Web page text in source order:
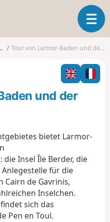
T
o
l
n
a
Tour von Larmor-Baden und der Insel Île Berder
und der
bietet Larmor-
Insel Île Berder, die
für die
Cairn de Gavrinis,
Inselchen.
sich das
Pen en Toul.